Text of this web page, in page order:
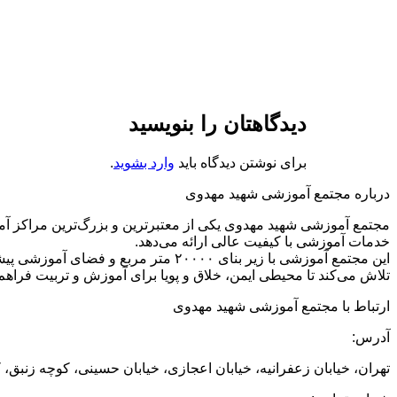
دیدگاهتان را بنویسید
برای نوشتن دیدگاه باید وارد بشوید.
درباره مجتمع آموزشی شهید مهدوی
مجتمع آموزشی شهید مهدوی یکی از معتبرترین و بزرگ‌ترین مراکز
خدمات آموزشی با کیفیت عالی ارائه می‌دهد.
تلاش می‌کند تا محیطی ایمن، خلاق و پویا برای آموزش و تربیت
ارتباط با مجتمع آموزشی شهید مهدوی
آدرس:
تهران، خیابان زعفرانیه، خیابان اعجازی، خیابان حسینی، کوچه